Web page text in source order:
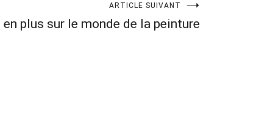
ARTICLE SUIVANT
en plus sur le monde de la peinture